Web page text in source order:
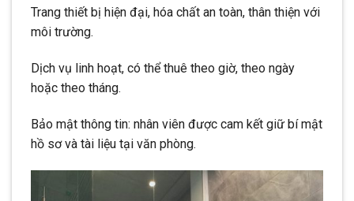
Trang thiết bị hiện đại, hóa chất an toàn, thân thiện với
môi trường.
Dịch vụ linh hoạt, có thể thuê theo giờ, theo ngày
hoặc theo tháng.
Bảo mật thông tin: nhân viên được cam kết giữ bí mật
hồ sơ và tài liệu tại văn phòng.